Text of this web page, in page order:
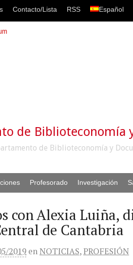
Contacto/Lista RSS Español
de Biblioteconomía
de Biblioteconomía y
Profesorado Investigación
con Alexia Luiña,
de Cantabria
2019 enNOTICIAS,PROFESIÓN